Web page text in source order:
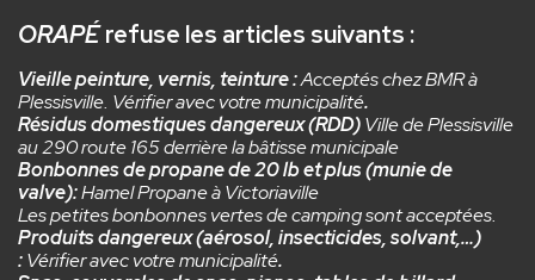
ORAPÉrefuse les articles suivants :
Vieille peinture, vernis, teinture :Acceptés chez BMR à
Plessisville. Vérifier avec votre municipalité.
Résidus domestiques dangereux (RDD)Ville dePlessisville
au 290 route 165 derrière la bâtisse municipale
Bonbonnes de propane de 20 lb et plus (munie de
valve):Hamel Propane à Victoriaville
Les petites bonbonnes vertes de camping sont acceptées.
Produits dangereux (aérosol, insecticides, solvant,…)
:Vérifier avec votre municipalité.